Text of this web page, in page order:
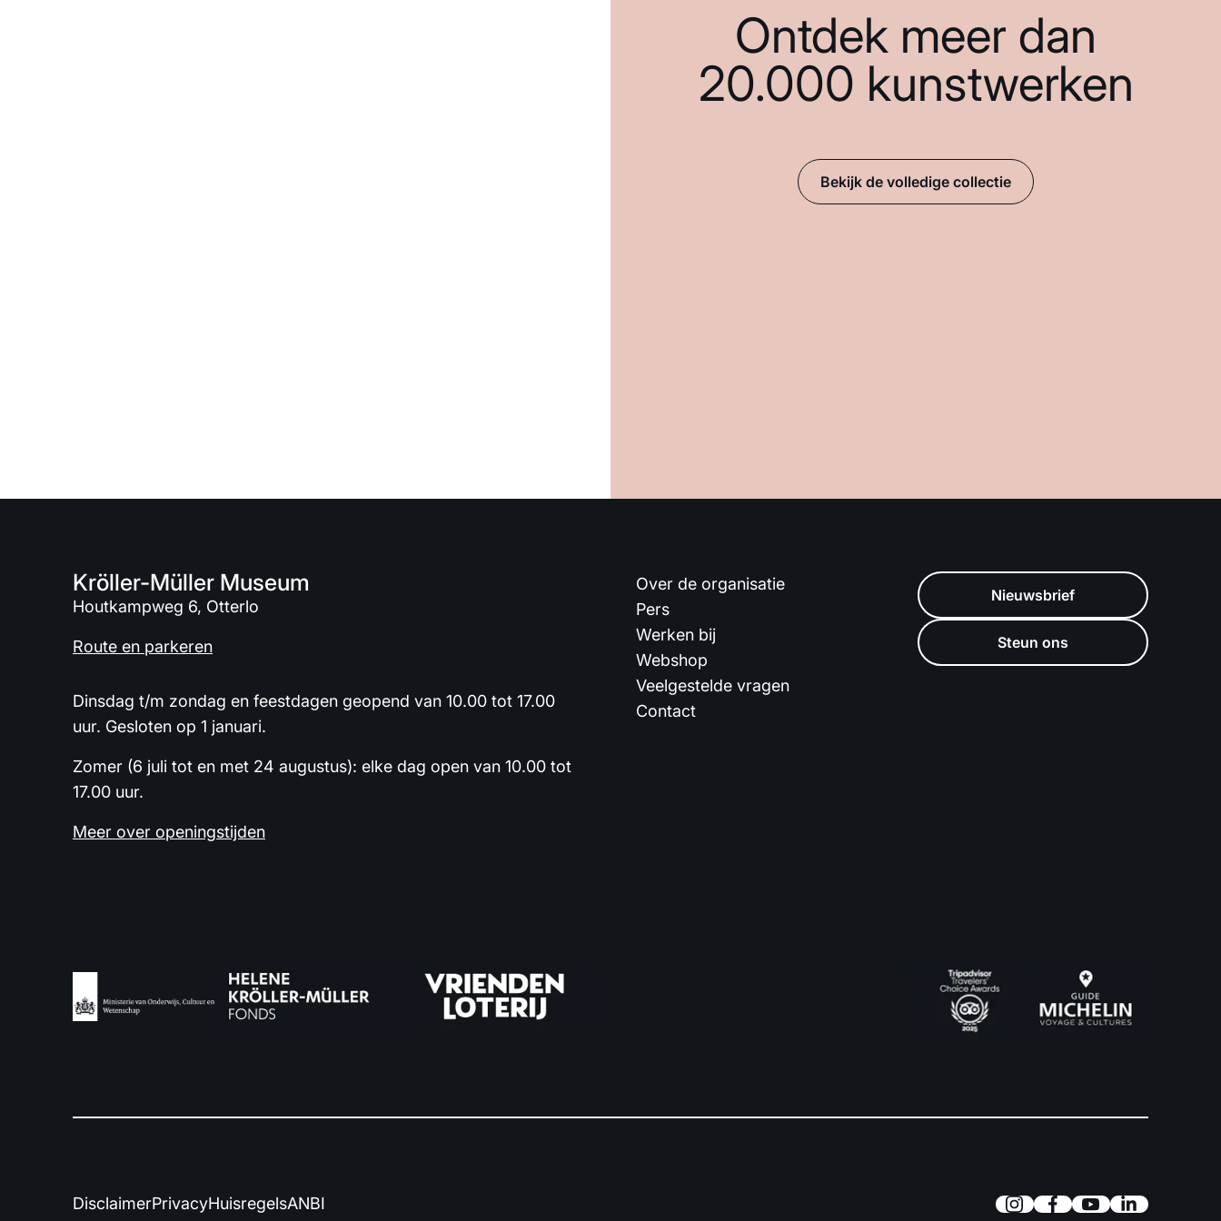
Ontdek meer dan
20.000 kunstwerken
Bekijk de volledige collectie
Kröller-Müller Museum
Houtkampweg 6, Otterlo
Route en parkeren
Dinsdag t/m zondag en feestdagen geopend van 10.00 tot 17.00
uur. Gesloten op 1 januari.
Zomer (6 juli tot en met 24 augustus): elke dag open van 10.00 tot
17.00 uur.
Meer over openingstijden
Over de organisatie
Pers
Werken bij
Webshop
Veelgestelde vragen
Contact
Nieuwsbrief
Steun ons
DisclaimerPrivacyHuisregelsANBI